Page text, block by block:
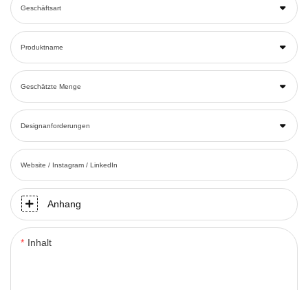
Geschäftsart
Produktname
Geschätzte Menge
Designanforderungen
Website / Instagram / LinkedIn
Anhang
Inhalt